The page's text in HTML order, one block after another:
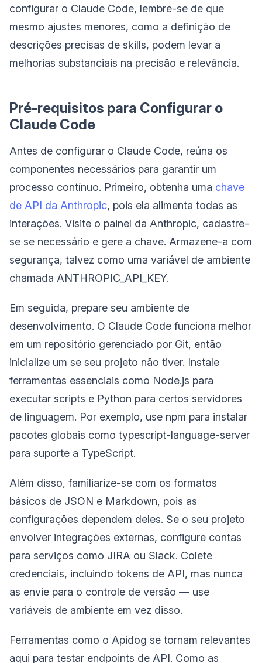
configurar o Claude Code, lembre-se de que
mesmo ajustes menores, como a definição de
descrições precisas de skills, podem levar a
melhorias substanciais na precisão e relevância.
Pré-requisitos para Configurar o
Claude Code
Antes de configurar o Claude Code, reúna os
componentes necessários para garantir um
processo contínuo. Primeiro, obtenha uma chave
de API da Anthropic, pois ela alimenta todas as
interações. Visite o painel da Anthropic, cadastre-
se se necessário e gere a chave. Armazene-a com
segurança, talvez como uma variável de ambiente
chamada ANTHROPIC_API_KEY.
Em seguida, prepare seu ambiente de
desenvolvimento. O Claude Code funciona melhor
em um repositório gerenciado por Git, então
inicialize um se seu projeto não tiver. Instale
ferramentas essenciais como Node.js para
executar scripts e Python para certos servidores
de linguagem. Por exemplo, use npm para instalar
pacotes globais como typescript-language-server
para suporte a TypeScript.
Além disso, familiarize-se com os formatos
básicos de JSON e Markdown, pois as
configurações dependem deles. Se o seu projeto
envolver integrações externas, configure contas
para serviços como JIRA ou Slack. Colete
credenciais, incluindo tokens de API, mas nunca
as envie para o controle de versão — use
variáveis de ambiente em vez disso.
Ferramentas como o Apidog se tornam relevantes
aqui para testar endpoints de API. Como as